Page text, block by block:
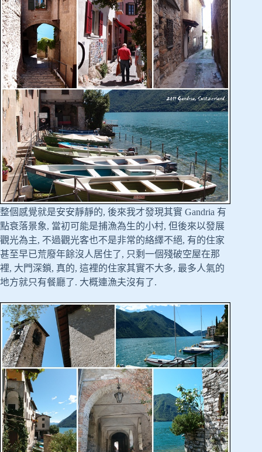
整個感覺就是安安靜靜的, 後來我才發現其實 Gandria 有
點衰落景象, 當初可能是捕漁為生的小村, 但後來以發展
觀光為主, 不過觀光客也不是非常的絡繹不絕, 有的住家
甚至早已荒廢年餘沒人居住了, 只剩一個殘破空屋在那
裡, 大門深鎖, 真的, 這裡的住家其實不大多, 最多人氣的
地方就只有餐廳了. 大概連漁夫沒有了.